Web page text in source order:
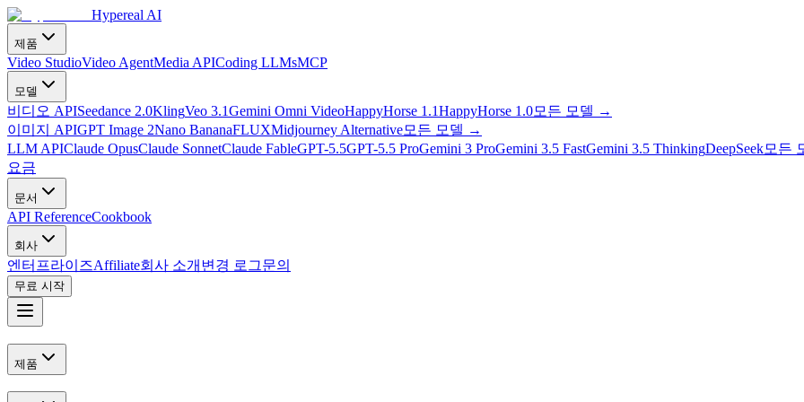
Hypereal AI
제품
Video StudioVideo AgentMedia APICoding LLMsMCP
모델
비디오 APISeedance 2.0KlingVeo 3.1Gemini Omni VideoHappyHorse 1.1HappyHorse 1.0모든 모델 →
이미지 APIGPT Image 2Nano BananaFLUXMidjourney Alternative모든 모델 →
LLM APIClaude OpusClaude SonnetClaude FableGPT-5.5GPT-5.5 ProGemini 3 ProGemini 3.5 FastGemini 3.5 ThinkingDeepSeek모든
요금
문서
API ReferenceCookbook
회사
엔터프라이즈Affiliate회사 소개 변경 로그문의
무료 시작
제품